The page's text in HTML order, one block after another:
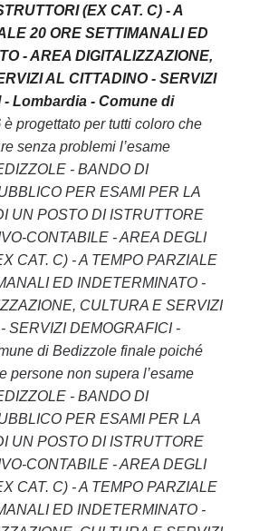
(EX CAT. C) - A
20 ORE SETTIMANALI ED
- AREA DIGITALIZZAZIONE,
AL CITTADINO - SERVIZI
- Lombardia - Comune di
è progettato per tutti coloro che
senza problemi l’esame
- BANDO DI
PER ESAMI PER LA
UN POSTO DI ISTRUTTORE
CONTABILE - AREA DEGLI
CAT. C) - A TEMPO PARZIALE
ED INDETERMINATO -
CULTURA E SERVIZI
SERVIZI DEMOGRAFICI -
di Bedizzole finale poiché
persone non supera l’esame
- BANDO DI
PER ESAMI PER LA
UN POSTO DI ISTRUTTORE
CONTABILE - AREA DEGLI
CAT. C) - A TEMPO PARZIALE
ED INDETERMINATO -